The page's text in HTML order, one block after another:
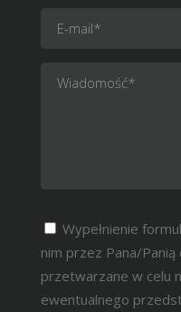
Wypełnienie
nim przez Pana/
przetwarzane w celu
ewentualnego